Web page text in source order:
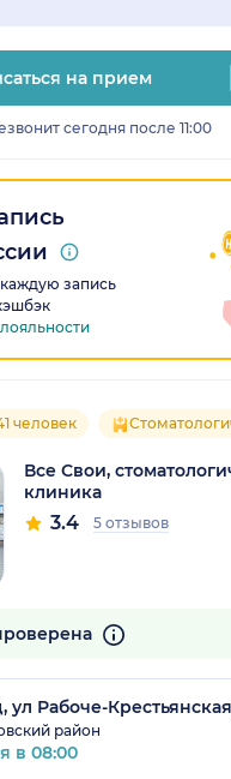
на прием
сегодня после 11:00
запись
человек
Все Свои,
клиника
3.4 5 отзывов
ул Рабоче-
район
в 08:00